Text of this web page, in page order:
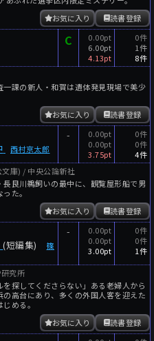
読書登録
お気に入り
C
0.00pt
6.00pt
4.13pt
0件
1件
8件
課の新人・和賀は遺体発見現場で美少
読書登録
お気に入り
西村京太郎
-
0.00pt
0.00pt
3.75pt
0件
0件
4件
庫) / 中央公論新社
良川鵜飼いの最中に、観覧屋形船で男
た。
読書登録
お気に入り
(短編集)
篠
-
0.00pt
0.00pt
3.00pt
0件
0件
1件
究所
を探してくださらない」ある老婦人から
高台にあり、多くの外国人客を迎えた
める。
読書登録
お気に入り